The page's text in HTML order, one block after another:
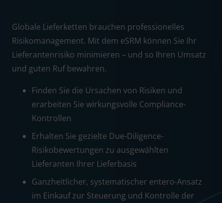
Globale Lieferketten brauchen professionelles
Risikomanagement. Mit dem eSRM können Sie Ihr
Lieferantenrisiko minimieren – und so Ihren Umsatz
und guten Ruf bewahren.
Finden Sie die Ursachen von Risiken und
erarbeiten Sie wirkungsvolle Compliance-
Kontrollen
Erhalten Sie gezielte Due-Diligence-
Risikobewertungen zu ausgewählten
Lieferanten Ihrer Lieferbasis
Ganzheitlicher, systematischer entero-Ansatz
im Einkauf zur Steuerung und Kontrolle der